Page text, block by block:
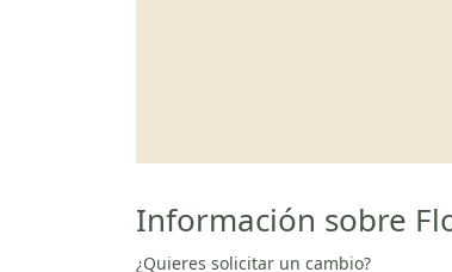
Información sobre
¿Quieres solicitar un cambio?